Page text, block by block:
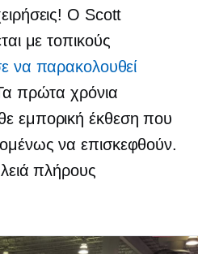
Ο Scott
με τοπικούς
να παρακολουθεί
πρώτα χρόνια
εμπορική έκθεση που
να επισκεφθούν.
πλήρους